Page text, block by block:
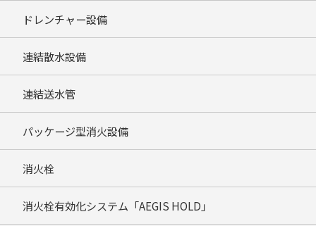
ドレンチャー設備
連結散水設備
連結送水管
パッケージ型消火設備
消火栓
消火栓有効化システム「AEGIS HOLD」